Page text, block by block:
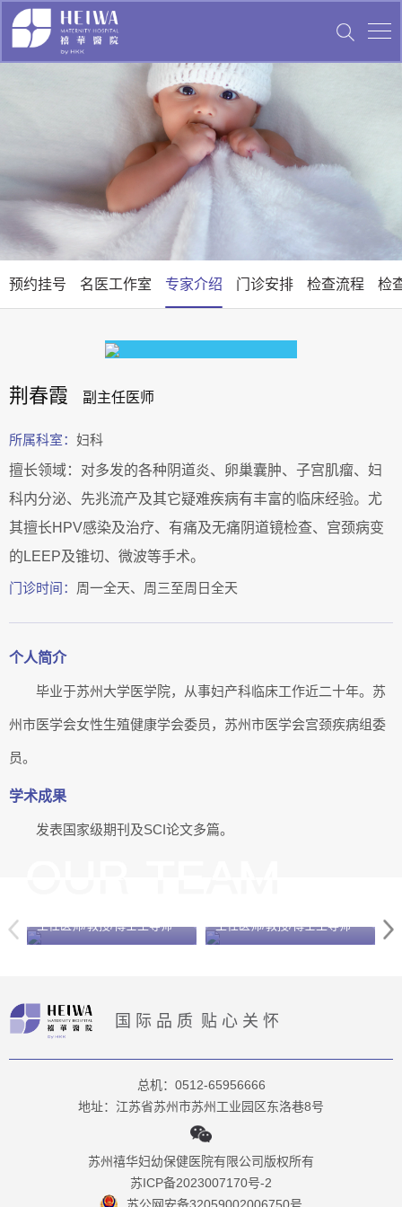
预约挂号 名医工作室 专家介绍 门诊安排 检查流程 检
荆春霞 副主任医师
所属科室： 妇科
擅长领域：对多发的各种阴道炎、卵巢囊肿、子宫肌瘤、妇
科内分泌、先兆流产及其它疑难疾病有丰富的临床经验。尤
其擅长HPV感染及治疗、有痛及无痛阴道镜检查、宫颈病变
的LEEP及锥切、微波等手术。
门诊时间： 周一全天、周三至周日全天
个人简介
毕业于苏州大学医学院，从事妇产科临床工作近二十年。苏
州市医学会女性生殖健康学会委员，苏州市医学会宫颈疾病组委
员。
学术成果
发表国家级期刊及SCI论文多篇。
主任医师/教授/博士生导师 主任医师/教授/博士生导师
国际品质 贴心关怀
总机：0512-65956666
地址：江苏省苏州市苏州工业园区东洛巷8号
苏州禧华妇幼保健医院有限公司版权所有
苏ICP备2023007170号-2